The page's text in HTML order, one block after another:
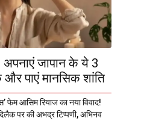
अपनाएं जापान के ये 3
और पाएं मानसिक शांति
फेम आसिम रियाज का नया विवाद!
पर की अभद्र टिप्पणी, अभिनव